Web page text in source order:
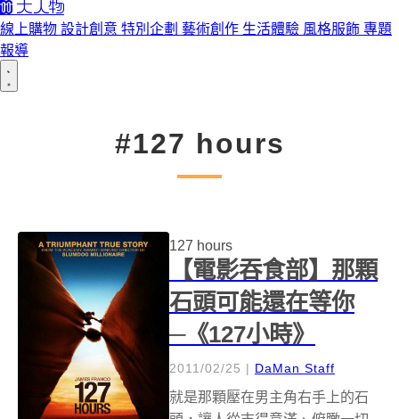
線上購物 設計創意 特別企劃 藝術創作 生活體驗 風格服飾 專題
報導
#127 hours
127 hours
【電影吞食部】那顆
石頭可能還在等你
─《127小時》
2011/02/25 | DaMan Staff
就是那顆壓在男主角右手上的石